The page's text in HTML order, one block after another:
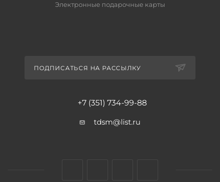
Электронные подарочные карты
ПОДПИСАТЬСЯ НА РАССЫЛКУ
+7 (351) 734-99-88
tdsm@list.ru